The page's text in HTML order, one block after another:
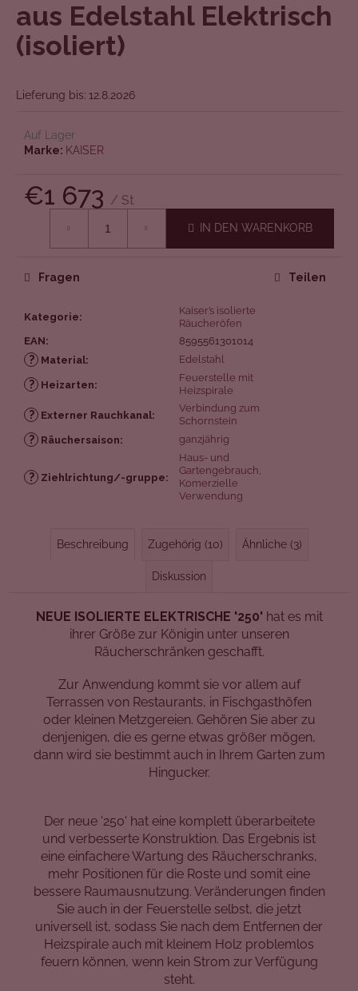
aus Edelstahl Elektrisch
(isoliert)
Lieferung bis: 12.8.2026
Auf Lager
Marke: KAISER
€1 673 / St
IN DEN WARENKORB
Kategorie:
Kaiser’s isolierte
Räucheröfen
EAN: 8595561301014
? Material: Edelstahl
? Heizarten:
Feuerstelle mit
Heizspirale
? Externer Rauchkanal:
Verbindung zum
Schornstein
? Räuchersaison: ganzjährig
? Ziehlrichtung/-gruppe:
Haus- und
Gartengebrauch
Komerzielle
Verwendung
Fragen Teilen
O
Beschreibung Zugehörig (10) Ähnliche (3)
Diskussion
NEUE ISOLIERTE ELEKTRISCHE '250' hat es mit
ihrer Größe zur Königin unter unseren
Räucherschränken geschafft.
Zur Anwendung kommt sie vor allem auf
Terrassen von Restaurants, in Fischgasthöfen
oder kleinen Metzgereien. Gehören Sie aber zu
denjenigen, die es gerne etwas größer mögen,
dann wird sie bestimmt auch in Ihrem Garten zum
Hingucker.
Der neue '250' hat eine komplett überarbeitete
und verbesserte Konstruktion. Das Ergebnis ist
eine einfachere Wartung des Räucherschranks,
mehr Positionen für die Roste und somit eine
bessere Raumausnutzung. Veränderungen finden
Sie auch in der Feuerstelle selbst, die jetzt
universell ist, sodass Sie nach dem Entfernen der
Heizspirale auch mit kleinem Holz problemlos
feuern können, wenn kein Strom zur Verfügung
steht.